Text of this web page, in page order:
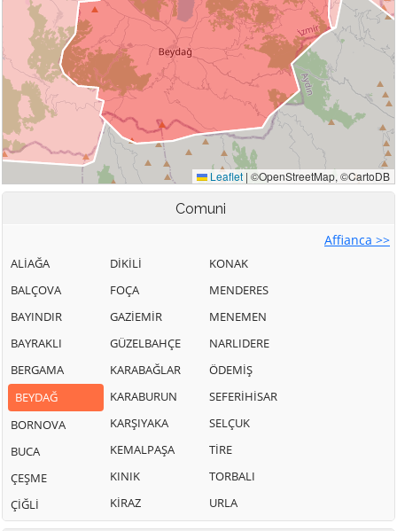
Comuni
Affianca >>
ALİAĞA
BALÇOVA
BAYINDIR
BAYRAKLI
BERGAMA
BEYDAĞ
BORNOVA
BUCA
ÇEŞME
ÇİĞLİ
DİKİLİ
FOÇA
GAZİEMİR
GÜZELBAHÇE
KARABAĞLAR
KARABURUN
KARŞIYAKA
KEMALPAŞA
KINIK
KİRAZ
KONAK
MENDERES
MENEMEN
NARLIDERE
ÖDEMİŞ
SEFERİHİSAR
SELÇUK
TİRE
TORBALI
URLA